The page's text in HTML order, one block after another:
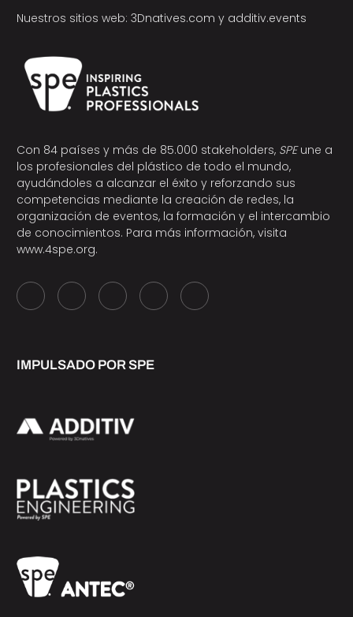
Nuestros sitios web: 3Dnatives.com y additiv.events
Con 84 países y más de 85.000 stakeholders, SPEune a
los profesionales del plástico de todo el mundo,
ayudándoles a alcanzar el éxito y reforzando sus
competencias mediante la creación de redes, la
organización de eventos, la formación y el intercambio
de conocimientos. Para más información, visita
www.4spe.org.
IMPULSADO POR SPE